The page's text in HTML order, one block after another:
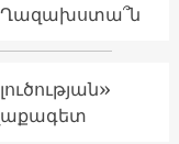
Ղազախստա՞ն